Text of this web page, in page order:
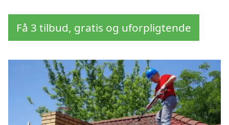
Få 3 tilbud, gratis og uforpligtende